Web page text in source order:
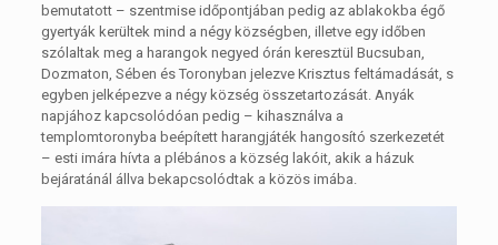
bemutatott – szentmise időpontjában pedig az ablakokba égő
gyertyák kerültek mind a négy községben, illetve egy időben
szólaltak meg a harangok negyed órán keresztül Bucsuban,
Dozmaton, Sében és Toronyban jelezve Krisztus feltámadását, s
egyben jelképezve a négy község összetartozását. Anyák
napjához kapcsolódóan pedig – kihasználva a
templomtoronyba beépített harangjáték hangosító szerkezetét
– esti imára hívta a plébános a község lakóit, akik a házuk
bejáratánál állva bekapcsolódtak a közös imába.